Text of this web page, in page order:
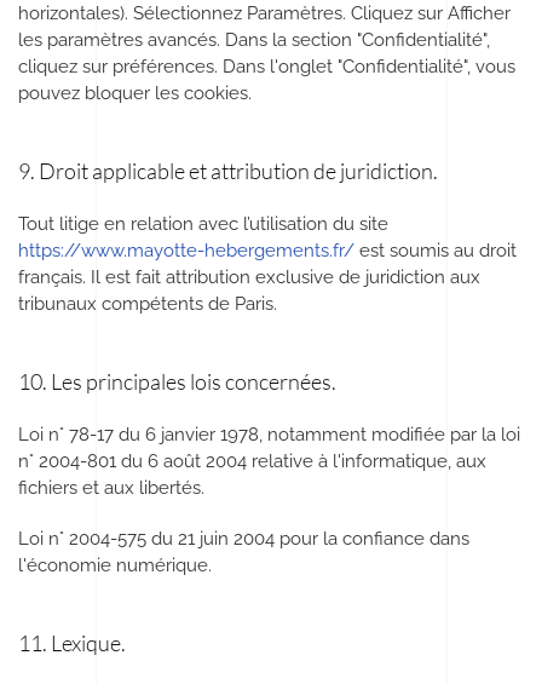
horizontales). Sélectionnez Paramètres. Cliquez sur Afficher
les paramètres avancés. Dans la section "Confidentialité",
cliquez sur préférences. Dans l'onglet "Confidentialité", vous
pouvez bloquer les cookies.
9. Droit applicable et attribution de juridiction.
Tout litige en relation avec l’utilisation du site
https://www.mayotte-hebergements.fr/ est soumis au droit
français. Il est fait attribution exclusive de juridiction aux
tribunaux compétents de Paris.
10. Les principales lois concernées.
Loi n° 78-17 du 6 janvier 1978, notamment modifiée par la loi
n° 2004-801 du 6 août 2004 relative à l'informatique, aux
fichiers et aux libertés.
Loi n° 2004-575 du 21 juin 2004 pour la confiance dans
l'économie numérique.
11. Lexique.